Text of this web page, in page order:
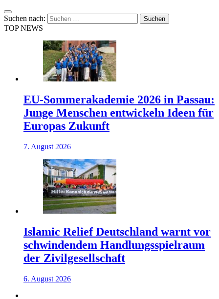
Suchen nach:
TOP NEWS
EU-Sommerakademie 2026 in Passau:
Junge Menschen entwickeln Ideen für
Europas Zukunft
7. August 2026
Islamic Relief Deutschland warnt vor
schwindendem Handlungsspielraum
der Zivilgesellschaft
6. August 2026